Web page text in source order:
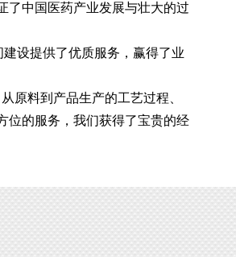
了中国医药产业发展与壮大的过
设提供了优质服务，赢得了业
原料到产品生产的工艺过程、
位的服务，我们获得了宝贵的经